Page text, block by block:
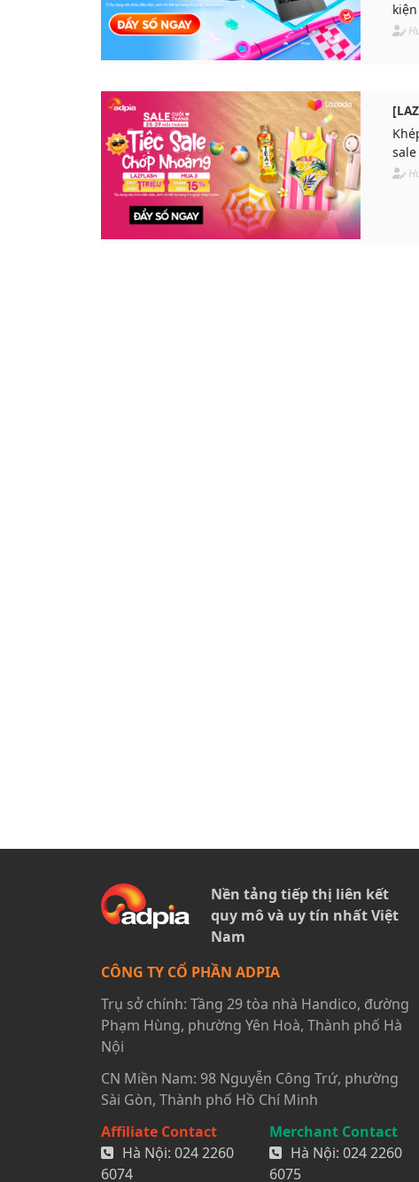
Nền tảng tiếp thị liên kết
quy mô và uy tín nhất Việt
Nam
CÔNG TY CỔ PHẦN ADPIA
Trụ sở chính: Tầng 29 tòa nhà Handico, đường
Phạm Hùng, phường Yên Hoà, Thành phố Hà
Nội
CN Miền Nam: 98 Nguyễn Công Trứ, phường
Sài Gòn, Thành phố Hồ Chí Minh
Affiliate Contact
Hà Nội: 024 2260
6074
Merchant Contact
Hà Nội: 024 2260
6075